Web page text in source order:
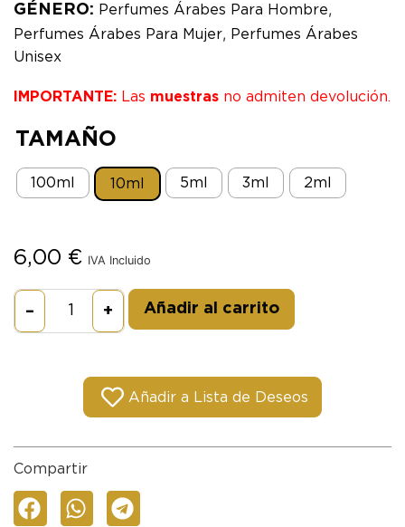
GÉNERO: Perfumes Árabes Para Hombre,
Perfumes Árabes Para Mujer, Perfumes Árabes
Unisex
IMPORTANTE: Las muestras no admiten devolución.
TAMAÑO
100ml 10ml 5ml 3ml 2ml
6,00 € IVA Incluido
– + Añadir al carrito
Añadir a Lista de Deseos
Compartir